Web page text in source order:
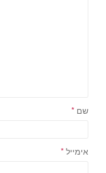
שם *
אימייל *